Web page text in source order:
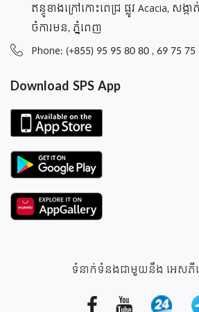
ឥន្ធូខាងក្រៅកោះពេជ្រ ផ្លូវ Acacia, សង្ក
ចំការមន, ភ្នំពេញ
Phone: (+855) 95 95 80 80 , 69 75 75
Download SPS App
ទំនាក់ទំនងជាមួយនឹង អេសភីអ